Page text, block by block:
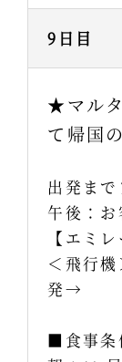
9日目
★マル
て帰国
出発ま
午後：
【エミ
＜飛行
発→
■食事条